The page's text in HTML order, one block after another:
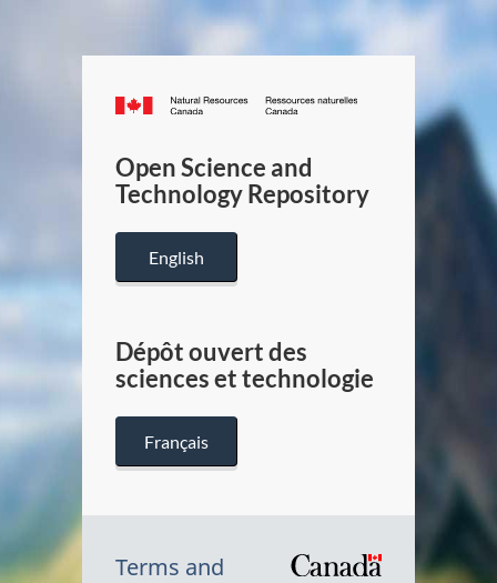
Canada.ca
/
Canada
Open Science and
Technology Repository
English
Dépôt ouvert des
sciences et technologie
Français
Terms and